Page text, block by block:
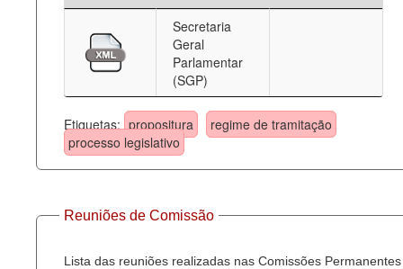
Secretaria
Geral
Parlamentar
(SGP)
Etiquetas: propositura
regime de tramitação
processo legislativo
Reuniões de Comissão
Lista das reuniões realizadas nas Comissões